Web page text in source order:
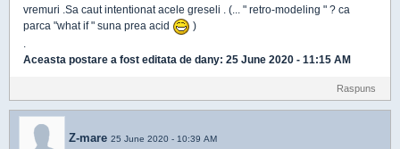
vremuri .Sa caut intentionat acele greseli . (... " retro-modeling " ? ca
parca "what if " suna prea acid
)
.
Aceasta postare a fost editata de dany: 25 June 2020 - 11:15 AM
Raspuns
Z-mare 25 June 2020 - 10:39 AM